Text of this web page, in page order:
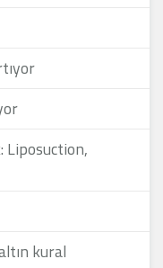
Liposuction,
kural